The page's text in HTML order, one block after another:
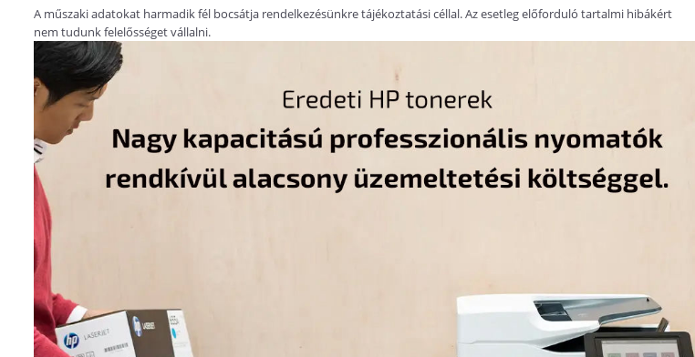
A műszaki adatokat harmadik fél bocsátja rendelkezésünkre tájékoztatási céllal. Az esetleg előforduló tartalmi hibákért
nem tudunk felelősséget vállalni.